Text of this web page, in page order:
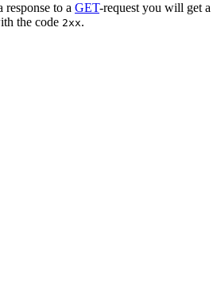
to a GET-request you will get a
the code 2xx.